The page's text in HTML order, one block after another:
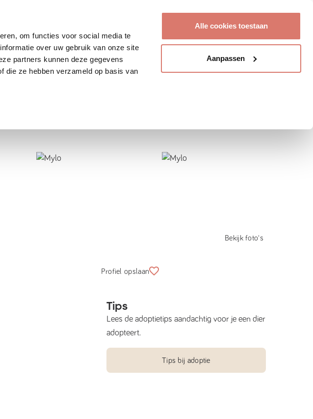
om functies voor social media te
over uw gebruik van onze site
partners kunnen deze gegevens
die ze hebben verzameld op basis van
Alle cookies toestaan
Aanpassen
Bekijk foto's
Profiel opslaan
Tips
Lees de adoptietips aandachtig voor je een dier
adopteert.
Tips bij adoptie